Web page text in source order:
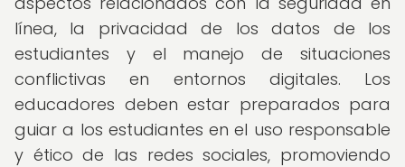
línea, la privacidad de los datos de los
estudiantes y el manejo de situaciones
conflictivas en entornos digitales. Los
educadores deben estar preparados para
guiar a los estudiantes en el uso responsable
y ético de las redes sociales, promoviendo